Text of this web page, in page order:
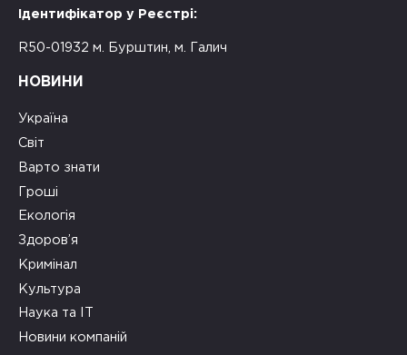
Ідентифікатор у Реєстрі:
R50-01932 м. Бурштин, м. Галич
НОВИНИ
Україна
Світ
Варто знати
Гроші
Екологія
Здоров’я
Кримінал
Культура
Наука та ІТ
Новини компаній